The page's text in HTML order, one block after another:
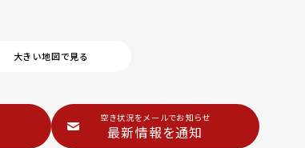
大きい地図で見る
空き状況をメールでお知らせ
最新情報を通知